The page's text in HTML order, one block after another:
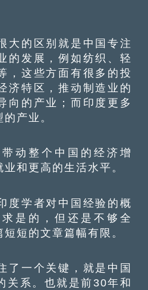
的区别就是中国专注
的发展，例如纺织、轻
，这些方面有很多的投
济特区，推动制造业的
向的产业；而印度更多
产业。
整个中国的经济增
和更高的生活水平。
学者对中国经验的概
是的，但还是不够全
短的文章篇幅有限。
一个关键，就是中国
关系。也就是前30年和